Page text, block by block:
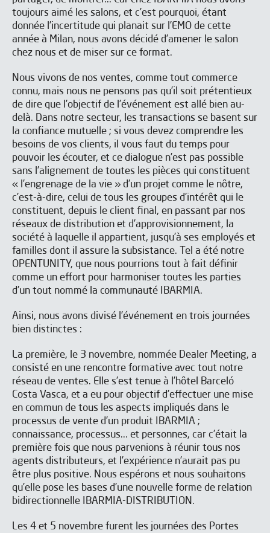
toujours aimé les salons, et c’est pourquoi, étant
donnée l’incertitude qui planait sur l’EMO de cette
année à Milan, nous avons décidé d’amener le salon
chez nous et de miser sur ce format.
Nous vivons de nos ventes, comme tout commerce
connu, mais nous ne pensons pas qu’il soit prétentieux
de dire que l’objectif de l’événement est allé bien au-
delà. Dans notre secteur, les transactions se basent sur
la confiance mutuelle ; si vous devez comprendre les
besoins de vos clients, il vous faut du temps pour
pouvoir les écouter, et ce dialogue n’est pas possible
sans l’alignement de toutes les pièces qui constituent
« l’engrenage de la vie » d’un projet comme le nôtre,
c’est-à-dire, celui de tous les groupes d’intérêt qui le
constituent, depuis le client final, en passant par nos
réseaux de distribution et d’approvisionnement, la
société à laquelle il appartient, jusqu’à ses employés et
familles dont il assure la subsistance. Tel a été notre
OPENTUNITY, que nous pourrions tout à fait définir
comme un effort pour harmoniser toutes les parties
d’un tout nommé la communauté IBARMIA.
Ainsi, nous avons divisé l’événement en trois journées
bien distinctes :
La première, le 3 novembre, nommée Dealer Meeting, a
consisté en une rencontre formative avec tout notre
réseau de ventes. Elle s’est tenue à l’hôtel Barceló
Costa Vasca, et a eu pour objectif d’effectuer une mise
en commun de tous les aspects impliqués dans le
processus de vente d’un produit IBARMIA ;
connaissance, processus... et personnes, car c’était la
première fois que nous parvenions à réunir tous nos
agents distributeurs, et l’expérience n’aurait pas pu
être plus positive. Nous espérons et nous souhaitons
qu’elle pose les bases d’une nouvelle forme de relation
bidirectionnelle IBARMIA-DISTRIBUTION.
Les 4 et 5 novembre furent les journées des Portes
S'ABONNER À NOTRE
NEWSLETTER
J'ai lu et j'accepte lesAviso legaly la Política de privacidad